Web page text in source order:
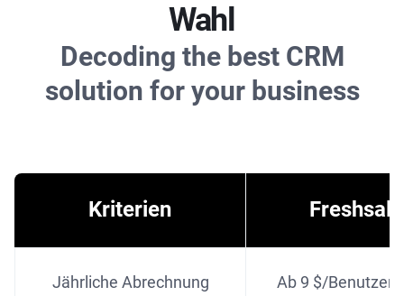
Wahl
Decoding the best CRM
solution for your business
Kriterien
Jährliche Abrechnung Ab 9 $/